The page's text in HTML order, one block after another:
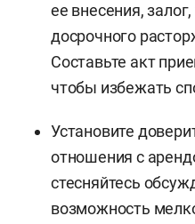
ее внесения,
досрочного
Составьте акт
чтобы избежать
Установите
отношения с
стесняйтесь
возможность